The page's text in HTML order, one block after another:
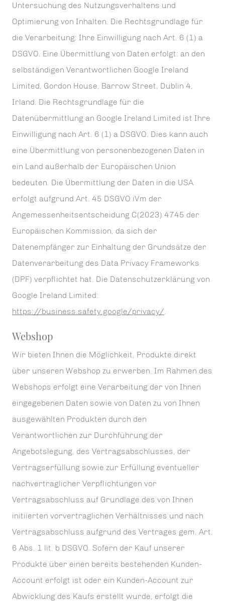
Untersuchung des Nutzungsverhaltens und
Optimierung von Inhalten. Die Rechtsgrundlage für
die Verarbeitung: Ihre Einwilligung nach Art. 6 (1) a
DSGVO. Eine Übermittlung von Daten erfolgt: an den
selbständigen Verantwortlichen Google Ireland
Limited, Gordon House, Barrow Street, Dublin 4,
Irland. Die Rechtsgrundlage für die
Datenübermittlung an Google Ireland Limited ist Ihre
Einwilligung nach Art. 6 (1) a DSGVO. Dies kann auch
eine Übermittlung von personenbezogenen Daten in
ein Land außerhalb der Europäischen Union
bedeuten. Die Übermittlung der Daten in die USA
erfolgt aufgrund Art. 45 DSGVO iVm der
Angemessenheitsentscheidung C(2023) 4745 der
Europäischen Kommission, da sich der
Datenempfänger zur Einhaltung der Grundsätze der
Datenverarbeitung des Data Privacy Frameworks
(DPF) verpflichtet hat. Die Datenschutzerklärung von
Google Ireland Limited:
https://business.safety.google/privacy/.
Webshop
Wir bieten Ihnen die Möglichkeit, Produkte direkt
über unseren Webshop zu erwerben. Im Rahmen des
Webshops erfolgt eine Verarbeitung der von Ihnen
eingegebenen Daten sowie von Daten zu von Ihnen
ausgewählten Produkten durch den
Verantwortlichen zur Durchführung der
Angebotslegung, des Vertragsabschlusses, der
Vertragserfüllung sowie zur Erfüllung eventueller
nachvertraglicher Verpflichtungen vor
Vertragsabschluss auf Grundlage des von Ihnen
initiierten vorvertraglichen Verhältnisses und nach
Vertragsabschluss aufgrund des Vertrages gem. Art.
6 Abs. 1 lit. b DSGVO. Sofern der Kauf unserer
Produkte über einen bereits bestehenden Kunden-
Account erfolgt ist oder ein Kunden-Account zur
Abwicklung des Kaufs erstellt wurde, erfolgt die